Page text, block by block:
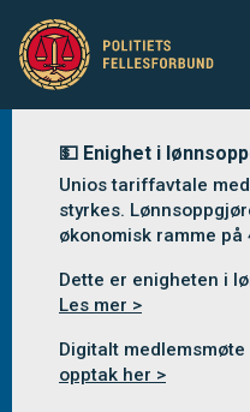
💵 Enighet i
Unios tariffavtale
styrkes.
økonomisk ramme på
Dette er enigheten i
Les mer >
Digitalt
opptak her >